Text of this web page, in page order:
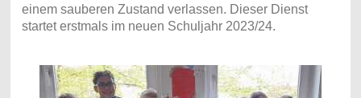
einem sauberen Zustand verlassen. Dieser Dienst
startet erstmals im neuen Schuljahr 2023/24.